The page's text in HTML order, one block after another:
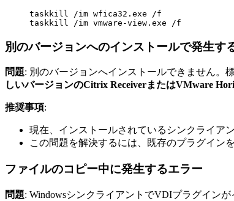
taskkill /im wfica32.exe /f
taskkill /im vmware-view.exe /f
別のバージョンへのインストールで発生す
問題: 別のバージョンへインストールできません。
しいバージョンのCitrix ReceiverまたはVMware
推奨事項:
現在、インストールされているシンクライア
この問題を解決するには、既存のプラグイン
ファイルのコピー中に発生するエラー
問題: WindowsシンクライアントでVDIプラグイン